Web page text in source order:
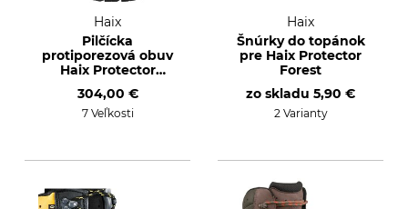
Haix
Pilčícka
protiporezová obuv
Haix Protector
304,00 €
7 Veľkosti
Haix
Šnúrky do topánok
pre Haix Protector
Forest
zo skladu 5,90 €
2 Varianty